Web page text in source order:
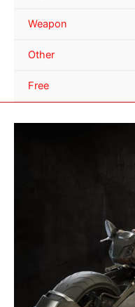
Weapon
Other
Free